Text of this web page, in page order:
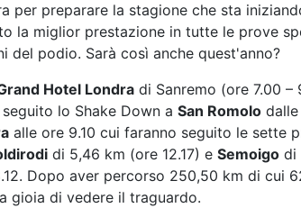
per preparare la stagione che sta
la miglior prestazione in tutte le prove
del podio. Sarà così anche quest'anno?
Hotel Londra di Sanremo (ore 7.00
lo Shake Down a San Romolo dalle
alle ore 9.10 cui faranno seguito le sette
di 5,46 km (ore 12.17) e Semoigo di
Dopo aver percorso 250,50 km di cui
gioia di vedere il traguardo.